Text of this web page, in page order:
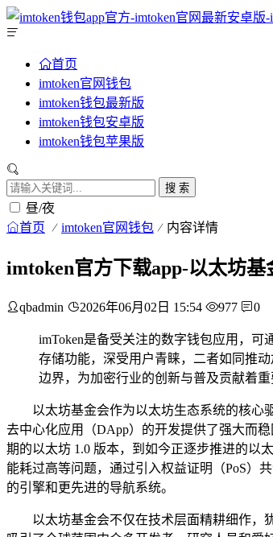
首页
imtoken官网钱包
imtoken钱包最新版
imtoken钱包安卓版
imtoken钱包苹果版
搜 索
昼/夜
首页 imtoken官网钱包 内容详情
imtoken官方下载app-以太坊
qbadmin 2026年06月02日 15:54 977 0
imToken是备受关注的数字钱包应用，
存储功能，深受用户青睐，二者如同推
边界，为加密行业的创新与普及贡献着重
以太坊基金会作为以太坊生态系统的核心
去中心化应用（DApp）的开发提供了强大而
期的以太坊 1.0 版本，到如今正逐步推进的以
能耗过高等问题，通过引入权益证明（PoS）
的引擎和更先进的导航系统。
以太坊基金会不仅在技术层面精耕细作，